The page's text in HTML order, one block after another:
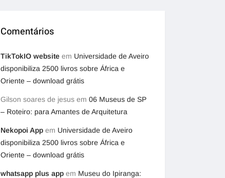
Comentários
TikTokIO website em Universidade de Aveiro
disponibiliza 2500 livros sobre África e
Oriente – download grátis
Gilson soares de jesus em 06 Museus de SP
– Roteiro: para Amantes de Arquitetura
Nekopoi App em Universidade de Aveiro
disponibiliza 2500 livros sobre África e
Oriente – download grátis
whatsapp plus app em Museu do Ipiranga: